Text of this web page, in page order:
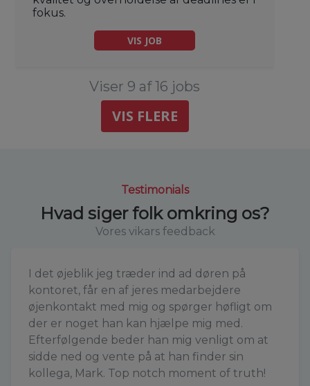
fokus.
VIS JOB
Viser 9 af 16 jobs
VIS FLERE
Testimonials
Hvad siger folk omkring os?
Vores vikars feedback
I det øjeblik jeg træder ind ad døren på
kontoret, får en af jeres medarbejdere
øjenkontakt med mig og spørger høfligt om
der er noget han kan hjælpe mig med.
Efterfølgende beder han mig venligt om at
sidde ned og vente på at han finder sin
kollega, Mark. Top notch moment of truth!